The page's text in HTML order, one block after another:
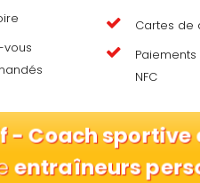
vous
Cartes de
NFC
- Coach sportive
entraîneurs